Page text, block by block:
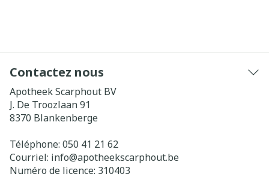
Contactez nous
Apotheek Scarphout BV
J. De Troozlaan 91
8370 Blankenberge
Téléphone: 050 41 21 62
Courriel: info@apotheekscarphout.be
Numéro de licence: 310403